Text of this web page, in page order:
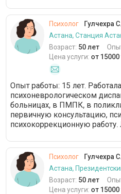
Психолог
Гулчехра С.
Астана, Станция
Возраст: 50 лет
Цена услуги: от 15000
Опыт работы: 15 лет.
психоневрологическом
больницах, в ПМПК, в
первичную консультацию,
психокоррекционную работу.
Психолог
Гулчехра С.
Астана,
Возраст: 50 лет
Цена услуги: от 15000